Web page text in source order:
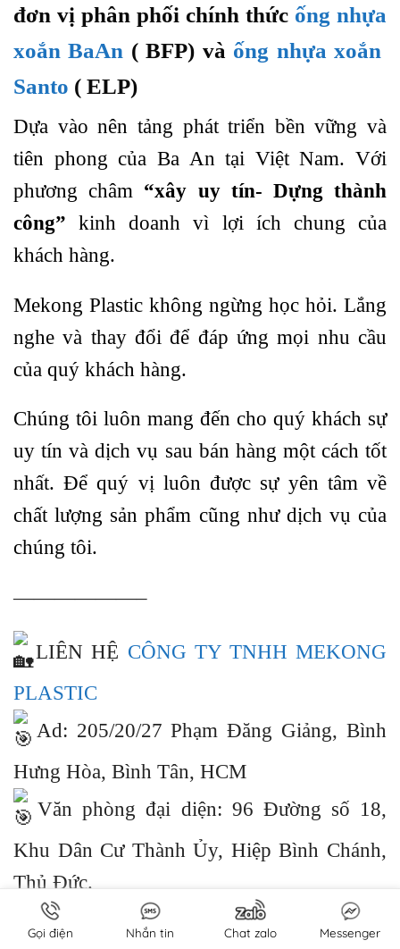
đơn vị phân phối chính thức ống nhựa
xoắn BaAn ( BFP) và ống nhựa xoắn
Santo ( ELP)
Dựa vào nên tảng phát triển bền vững và
tiên phong của Ba An tại Việt Nam. Với
phương châm “xây uy tín- Dựng thành
công” kinh doanh vì lợi ích chung của
khách hàng.
Mekong Plastic không ngừng học hỏi. Lắng
nghe và thay đổi để đáp ứng mọi nhu cầu
của quý khách hàng.
Chúng tôi luôn mang đến cho quý khách sự
uy tín và dịch vụ sau bán hàng một cách tốt
nhất. Để quý vị luôn được sự yên tâm về
chất lượng sản phẩm cũng như dịch vụ của
chúng tôi.
——————–
LIÊN HỆ CÔNG TY TNHH MEKONG
PLASTIC
Ad: 205/20/27 Phạm Đăng Giảng, Bình
Hưng Hòa, Bình Tân, HCM
Văn phòng đại diện: 96 Đường số 18,
Khu Dân Cư Thành Ủy, Hiệp Bình Chánh,
Thủ Đức.
094 728 92 79 –
077 807 3073
Gọi điện Nhắn tin Chat zalo Messenger